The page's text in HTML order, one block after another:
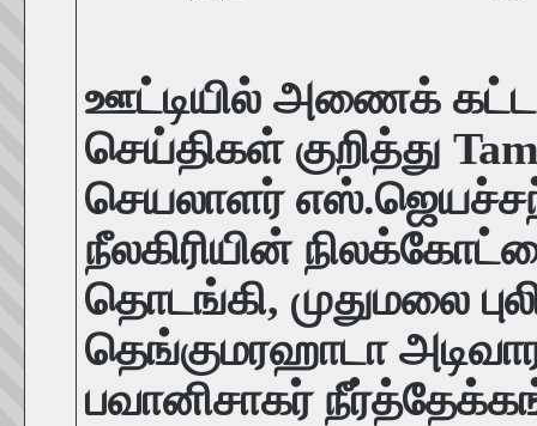
ஊட்டியில் அணைக் கட்ட
செய்திகள் குறித்து
செயலாளர்
நீலகிரியின்
தொடங்கி, முதுமலை
தெங்குமரஹாடா
பவானிசாகர்